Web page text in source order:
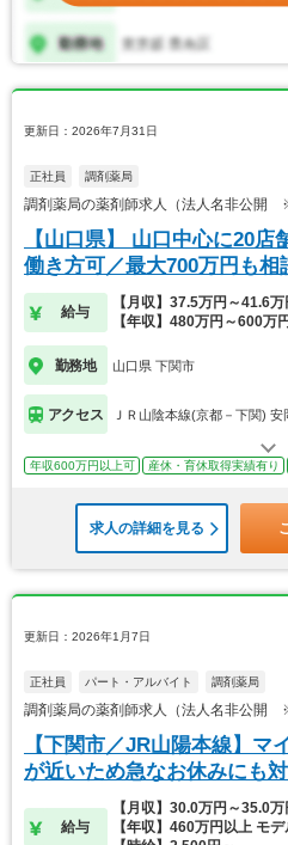
更新日：2026年7月31日
正社員 調剤薬局
調剤薬局の薬剤師求人（法人名非公開
【山口県】 山口中心に20
働き方可／最大700万円も相
給与
【月収】37.5万円～41.6
【年収】480万円～600万円
勤務地 山口県 下関市
アクセス ＪＲ山陰本線(京都－下関) 安
年収600万円以上可 産休・育休取得実績有り
求人の詳細を見る
更新日：2026年1月7日
正社員 パート・アルバイト 調剤薬局
調剤薬局の薬剤師求人（法人名非公開
【下関市／JR山陽本線】マ
が近いため急なお休みにも
給与
【月収】30.0万円～35.0
【年収】460万円以上 モデ